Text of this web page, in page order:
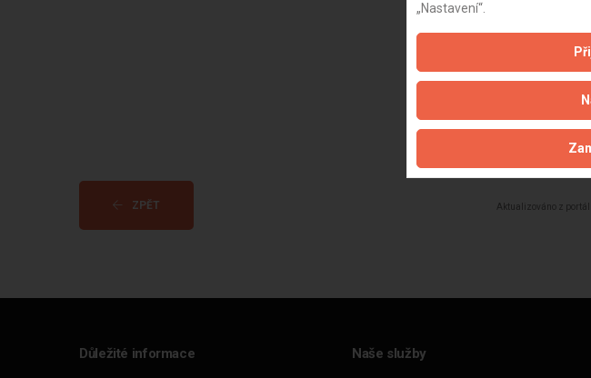
ZPĚT Aktualizováno z
Důležité informace Naše služby
„Nastavení“.